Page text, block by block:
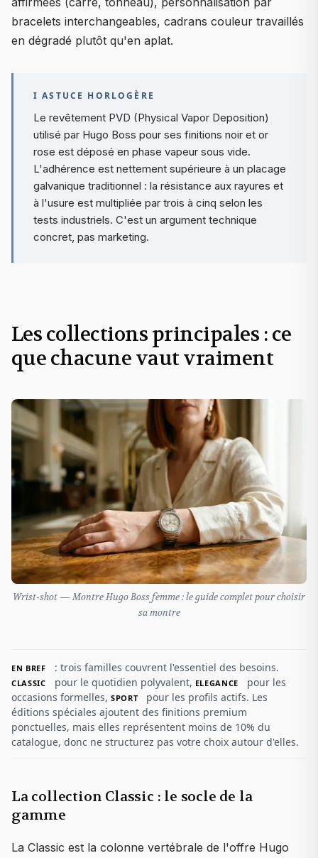
bracelets interchangeables, cadrans couleur travaillés
en dégradé plutôt qu'en aplat.
I ASTUCE HORLOGÈRE
Le revêtement PVD (Physical Vapor Deposition)
utilisé par Hugo Boss pour ses finitions noir et or
rose est déposé en phase vapeur sous vide.
L'adhérence est nettement supérieure à un placage
galvanique traditionnel : la résistance aux rayures et
à l'usure est multipliée par trois à cinq selon les
tests industriels. C'est un argument technique
concret, pas marketing.
Les collections principales : ce
que chacune vaut vraiment
Wrist-shot — Montre Hugo Boss femme : le guide complet pour choisir
sa montre
EN BREF : trois familles couvrent l'essentiel des besoins.
CLASSIC pour le quotidien polyvalent, ELEGANCE
pour les
occasions formelles, SPORT
pour les profils actifs. Les
éditions spéciales ajoutent des finitions premium
ponctuelles, mais elles représentent moins de 10% du
catalogue, donc ne structurez pas votre choix autour d'elles.
La collection Classic : le socle de la
gamme
La Classic est la colonne vertébrale de l'offre Hugo